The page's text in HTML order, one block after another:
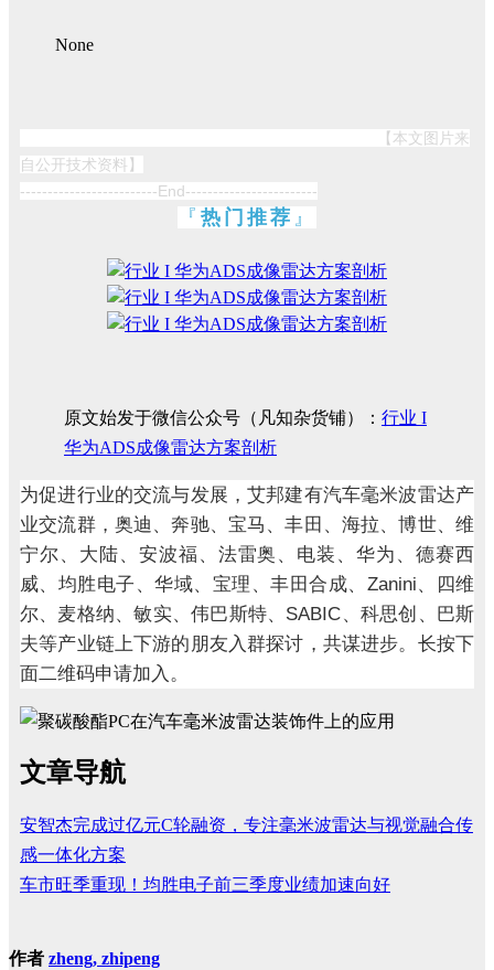
None
【本文图片来
自公开技术资料】
-------------------------End------------------------
『 热门推荐 』
原文始发于微信公众号（凡知杂货铺）： 行业 I
华为ADS成像雷达方案剖析
为促进行业的交流与发展，艾邦建有汽车毫米波雷达产
业交流群，奥迪、奔驰、宝马、丰田、海拉、博世、维
宁尔、大陆、安波福、法雷奥、电装、华为、德赛西
威、均胜电子、华域、宝理、丰田合成、 Zanini、四维
尔、麦格纳、敏实、伟巴斯特、 SABIC、科思创、巴斯
夫等产业链上下游的朋友入群探讨，共谋进步。长按下
面二维码申请加入。
文章导航
安智杰完成过亿元C轮融资，专注毫米波雷达与视觉融合传
感一体化方案
车市旺季重现！均胜电子前三季度业绩加速向好
作者 zheng, zhipeng